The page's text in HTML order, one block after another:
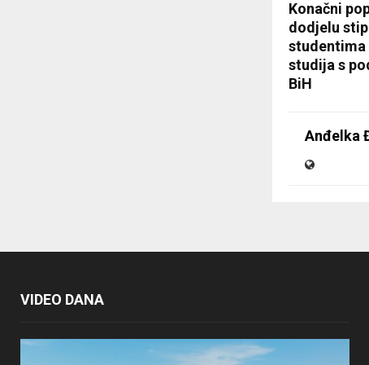
Konačni
dodjelu
studentima
studija s
BiH
Anđelka
VIDEO DANA